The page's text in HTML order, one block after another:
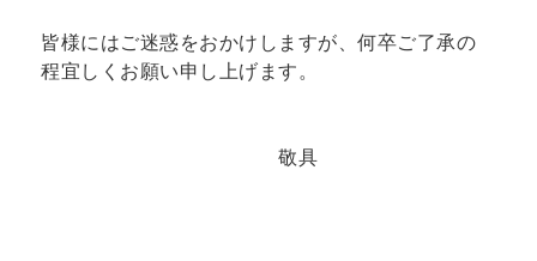
皆様にはご迷惑をおかけしますが、何卒ご了承の
程宜しくお願い申し上げます。
敬具